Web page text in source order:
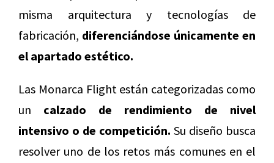
misma arquitectura y tecnologías de
fabricación, diferenciándose únicamente en
el apartado estético.
Las Monarca Flight están categorizadas como
un calzado de rendimiento de nivel
intensivo o de competición. Su diseño busca
resolver uno de los retos más comunes en el